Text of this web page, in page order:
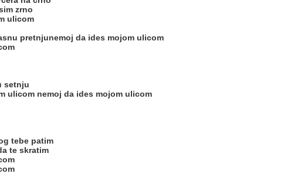
zrno
ulicom
pretnjunemoj da ides mojom ulicom
setnju
ulicom nemoj da ides mojom ulicom
tebe patim
te skratim